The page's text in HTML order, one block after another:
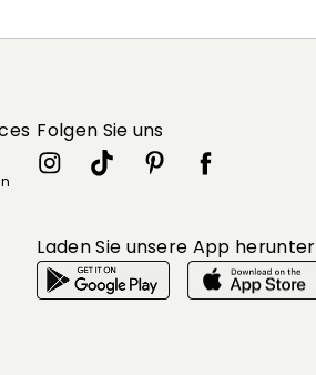
Folgen Sie uns
Laden Sie unsere App herunter